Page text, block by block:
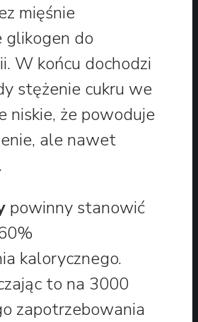
mięśnie
glikogen do
W końcu dochodzi
stężenie cukru we
niskie, że powoduje
ale nawet
powinny stanowić
kalorycznego.
to na 3000
zapotrzebowania